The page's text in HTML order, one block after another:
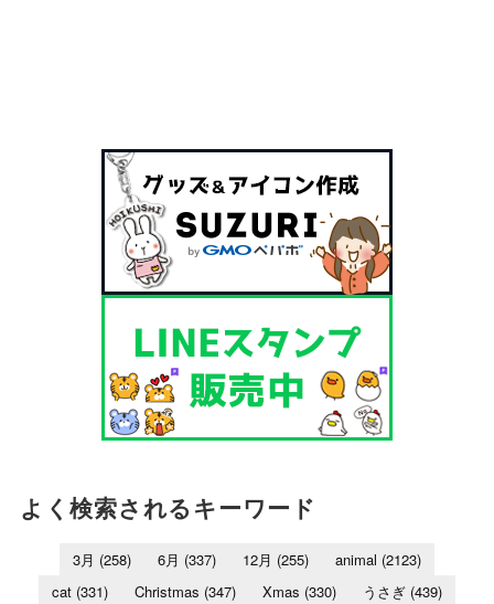
よく検索されるキーワード
3月 (258) 6月 (337) 12月 (255) animal (2123)
cat (331) Christmas (347) Xmas (330) うさぎ (439)